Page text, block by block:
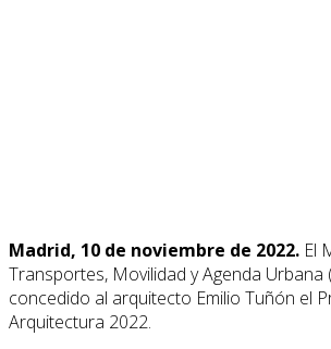
Madrid, 10 de noviembre de 2022. El
Transportes, Movilidad y Agenda Urbana
concedido al arquitecto Emilio Tuñón el
Arquitectura 2022.